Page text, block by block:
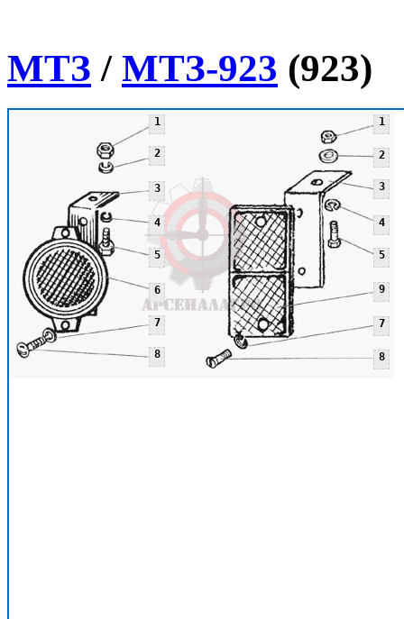
МТЗ / МТЗ-923 (923)
1
1
2
2
3
3
4
4
5
5
6
7
7
8
8
9